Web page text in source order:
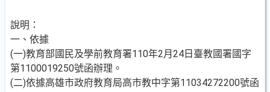
說明：
一、依據
(一)教育部國民及學前教育署110年2月24日臺教國署國字
第1100019250號函辦理。
(二)依據高雄市政府教育局高市教中字第11034272200號函